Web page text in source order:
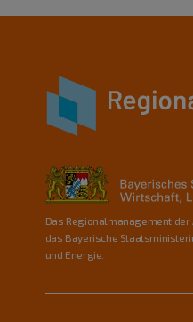
Das Regionalmanagement
das Bayerische
und Energie.